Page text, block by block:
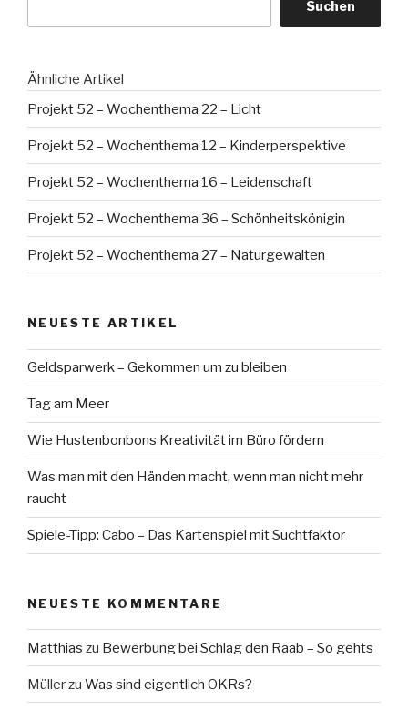
Suchen
Ähnliche Artikel
Projekt 52 – Wochenthema 22 – Licht
Projekt 52 – Wochenthema 12 – Kinderperspektive
Projekt 52 – Wochenthema 16 – Leidenschaft
Projekt 52 – Wochenthema 36 – Schönheitskönigin
Projekt 52 – Wochenthema 27 – Naturgewalten
NEUESTE ARTIKEL
Geldsparwerk – Gekommen um zu bleiben
Tag am Meer
Wie Hustenbonbons Kreativität im Büro fördern
Was man mit den Händen macht, wenn man nicht mehr
raucht
Spiele-Tipp: Cabo – Das Kartenspiel mit Suchtfaktor
NEUESTE KOMMENTARE
Matthias zu Bewerbung bei Schlag den Raab – So gehts
Müllerzu Was sind eigentlich OKRs?